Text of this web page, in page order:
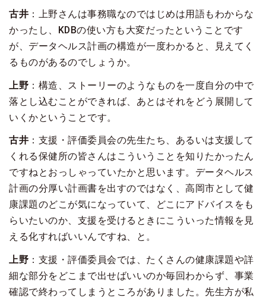
古井 ：上野さんは事務職なのではじめは用語もわからな
かったし、KDBの使い方も大変だったということです
が、データヘルス計画の構造が一度わかると、見えてく
るものがあるのでしょうか。
上野 ：構造、ストーリーのようなものを一度自分の中で
落とし込むことができれば、あとはそれをどう展開して
いくかということです。
古井 ：支援・評価委員会の先生たち、あるいは支援して
くれる保健所の皆さんはこういうことを知りたかったん
ですねとおっしゃっていたかと思います。データヘルス
計画の分厚い計画書を出すのではなく、高岡市として健
康課題のどこが気になっていて、どこにアドバイスをも
らいたいのか、支援を受けるときにこういった情報を見
える化すればいいんですね、と。
上野 ：支援・評価委員会では、たくさんの健康課題や詳
細な部分をどこまで出せばいいのか毎回わからず、事業
確認で終わってしまうところがありました。先生方が私